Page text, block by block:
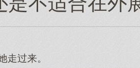
过来。